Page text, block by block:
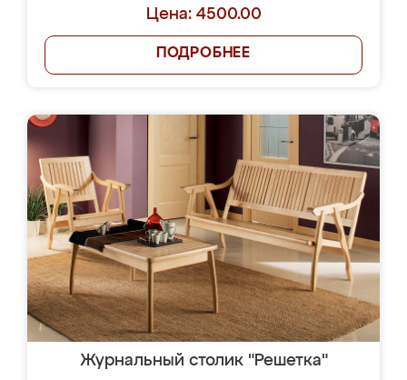
Цена: 4500.00
ПОДРОБНЕЕ
Журнальный столик "Решетка"